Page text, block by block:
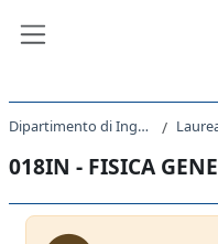
Dipartimento di Ingegneria e Architettura
018IN - FISICA